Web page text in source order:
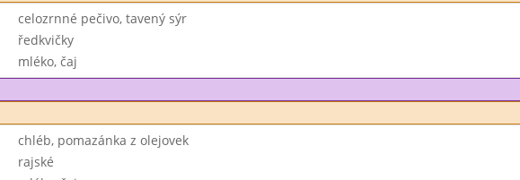
celozrnné pečivo, tavený sýr
ředkvičky
mléko, čaj
chléb, pomazánka z olejovek
rajské